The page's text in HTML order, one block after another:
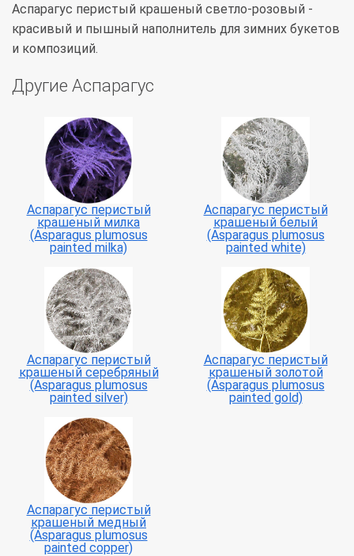
Аспарагус перистый крашеный светло-розовый -
красивый и пышный наполнитель для зимних букетов
и композиций.
Другие Аспарагус
Аспарагус перистый
крашеный милка
(Asparagus plumosus
painted milka)
Аспарагус перистый
крашеный белый
(Asparagus plumosus
painted white)
Аспарагус перистый
крашеный серебряный
(Asparagus plumosus
painted silver)
Аспарагус перистый
крашеный золотой
(Asparagus plumosus
painted gold)
Аспарагус перистый
крашеный медный
(Asparagus plumosus
painted copper)